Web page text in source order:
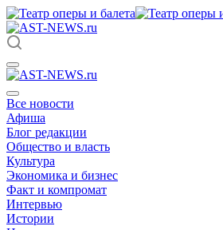
Все новости
Афиша
Блог редакции
Общество и власть
Культура
Экономика и бизнес
Факт и компромат
Интервью
Истории